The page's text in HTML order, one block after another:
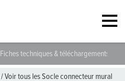
Fiches techniques & téléchargements
/Voir tous les Socle connecteur mural